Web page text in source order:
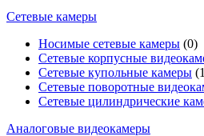
Сетевые камеры
Носимые сетевые камеры (0)
Сетевые корпусные
Сетевые купольные камеры
Сетевые поворотные
Сетевые цилиндрические
Аналоговые видеокамеры